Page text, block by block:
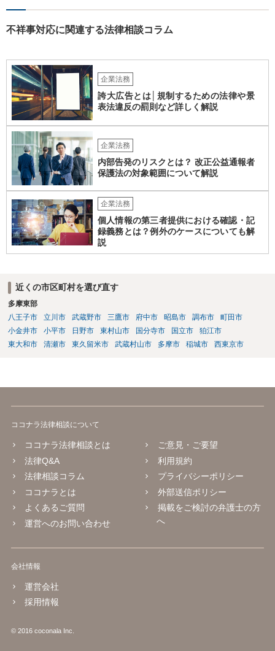
能性はあるでしょう。 対応としては、まず会社から何を求められてい
意に責任を認める文書を作成したり、損害負担を約束したりすること
は避けるべきです。一方で、在職中の業務内容、権限分掌、引継ぎ資
料、不正を認識していなかった事情を整理し、必要な範囲で調査に協
力することは考えられます。 仮に、金銭請求や責任追及を示唆されて
いる場合には、会社とのやり取りを保存し、弁護士に相談したうえで
対応なさった方がよいでしょう。
不祥事対応に関連する法律相談コラム
企業法務
誇大広告とは│規制するための法律や景
表法違反の罰則など詳しく解説
企業法務
内部告発のリスクとは？ 改正公益通報者
保護法の対象範囲について解説
企業法務
個人情報の第三者提供における確認・記
録義務とは？例外のケースについても解
説
近くの市区町村を選び直す
多摩東部
八王子市
立川市 武蔵野市 三鷹市 府中市 昭島市 調布市
町田市
小金井市
小平市 日野市 東村山市 国分寺市 国立市
狛江市
東大和市
清瀬市 東久留米市 武蔵村山市 多摩市 稲城市 西東京市
ココナラ法律相談について
ココナラ法律相談とは
法律Q&A
法律相談コラム
ココナラとは
よくあるご質問
運営へのお問い合わせ
ご意見・ご要望
利用規約
プライバシーポリシー
外部送信ポリシー
掲載をご検討の弁護士の方
へ
会社情報
運営会社
採用情報
© 2016 coconala Inc.